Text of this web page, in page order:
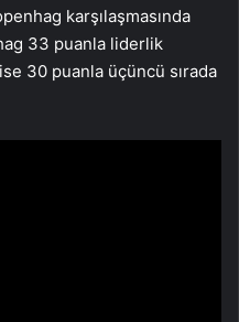
karşılaşmasında
33 puanla liderlik
30 puanla üçüncü sırada